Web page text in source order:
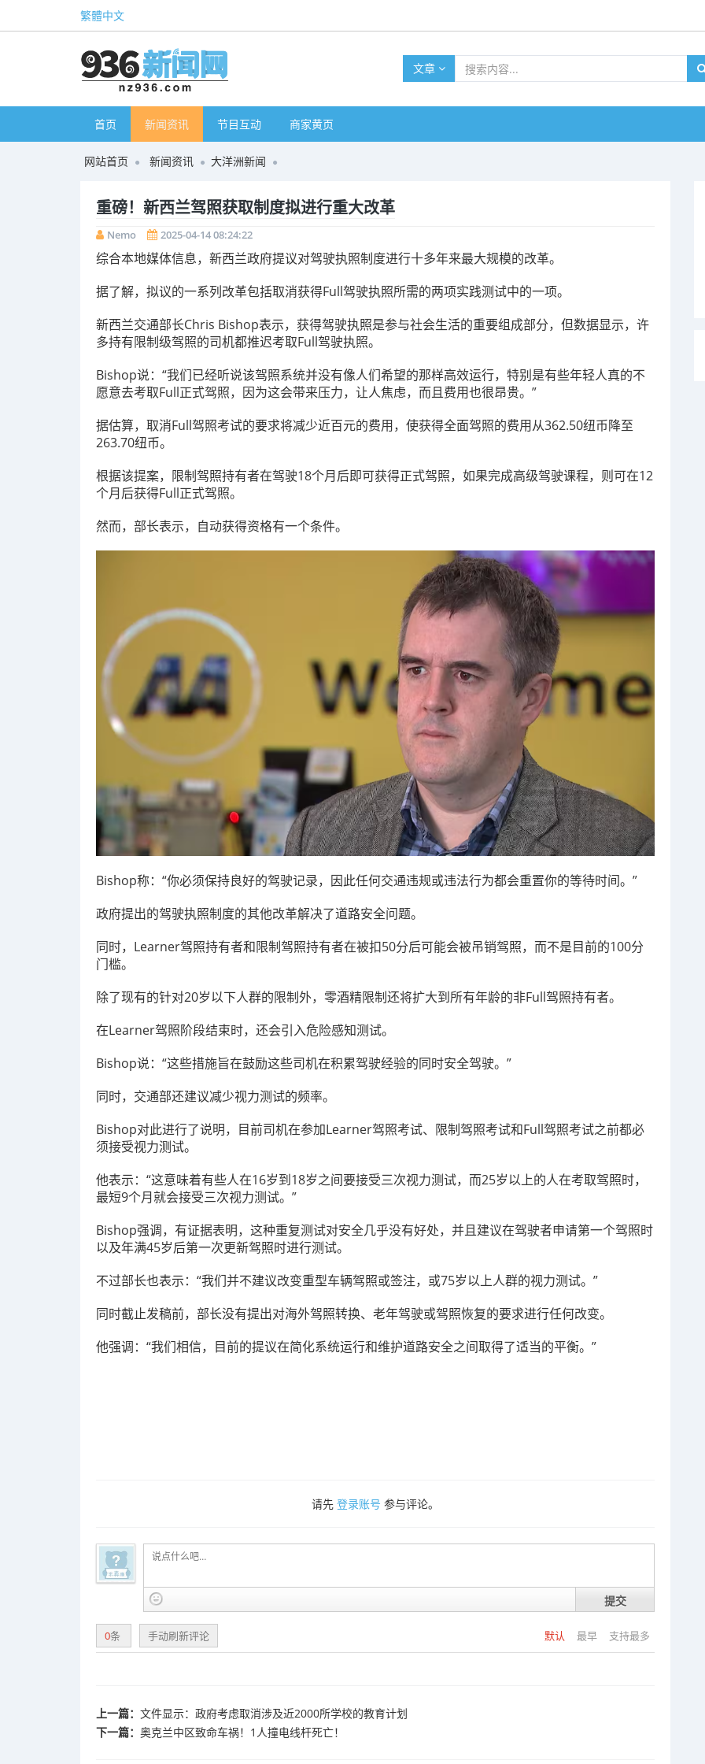
繁體中文
文章
首页 新闻资讯 节目互动 商家黄页
网站首页 新闻资讯 大洋洲新闻
重磅！新西兰驾照获取制度拟进行重大改革
Nemo 2025-04-14 08:24:22
综合本地媒体信息，新西兰政府提议对驾驶执照制度进行十多年来最大规模的改革。
据了解，拟议的一系列改革包括取消获得Full驾驶执照所需的两项实践测试中的一项。
新西兰交通部长Chris Bishop表示，获得驾驶执照是参与社会生活的重要组成部分，但数据显示，许
多持有限制级驾照的司机都推迟考取Full驾驶执照。
Bishop说：“我们已经听说该驾照系统并没有像人们希望的那样高效运行，特别是有些年轻人真的不
愿意去考取Full正式驾照，因为这会带来压力，让人焦虑，而且费用也很昂贵。”
据估算，取消Full驾照考试的要求将减少近百元的费用，使获得全面驾照的费用从362.50纽币降至
263.70纽币。
根据该提案，限制驾照持有者在驾驶18个月后即可获得正式驾照，如果完成高级驾驶课程，则可在12
个月后获得Full正式驾照。
然而，部长表示，自动获得资格有一个条件。
Bishop称：“你必须保持良好的驾驶记录，因此任何交通违规或违法行为都会重置你的等待时间。”
政府提出的驾驶执照制度的其他改革解决了道路安全问题。
同时，Learner驾照持有者和限制驾照持有者在被扣50分后可能会被吊销驾照，而不是目前的100分
门槛。
除了现有的针对20岁以下人群的限制外，零酒精限制还将扩大到所有年龄的非Full驾照持有者。
在Learner驾照阶段结束时，还会引入危险感知测试。
Bishop说：“这些措施旨在鼓励这些司机在积累驾驶经验的同时安全驾驶。”
同时，交通部还建议减少视力测试的频率。
Bishop对此进行了说明，目前司机在参加Learner驾照考试、限制驾照考试和Full驾照考试之前都必
须接受视力测试。
他表示：“这意味着有些人在16岁到18岁之间要接受三次视力测试，而25岁以上的人在考取驾照时，
最短9个月就会接受三次视力测试。”
Bishop强调，有证据表明，这种重复测试对安全几乎没有好处，并且建议在驾驶者申请第一个驾照时
以及年满45岁后第一次更新驾照时进行测试。
不过部长也表示：“我们并不建议改变重型车辆驾照或签注，或75岁以上人群的视力测试。”
同时截止发稿前，部长没有提出对海外驾照转换、老年驾驶或驾照恢复的要求进行任何改变。
他强调：“我们相信，目前的提议在简化系统运行和维护道路安全之间取得了适当的平衡。”
请先 登录账号 参与评论。
提交
默认 最早 支持最多
0条 手动刷新评论
上一篇： 文件显示：政府考虑取消涉及近2000所学校的教育计划
下一篇： 奥克兰中区致命车祸！1人撞电线杆死亡！